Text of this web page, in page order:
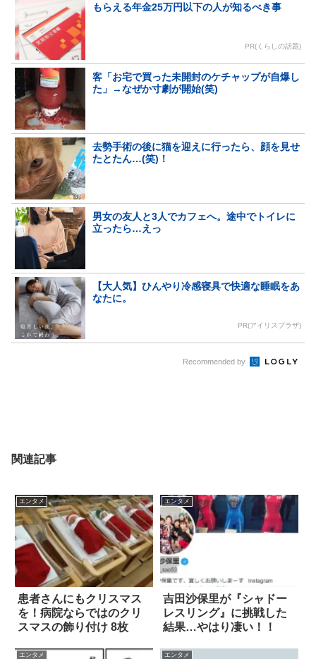
もらえる年金25万円以下の人が知るべき事
PR(くらしの話題)
客「お宅で買った未開封のケチャップが自爆し
た」→なぜか寸劇が開始(笑)
去勢手術の後に猫を迎えに行ったら、顔を見せ
たとたん…(笑)！
男女の友人と3人でカフェへ。途中でトイレに
立ったら…えっ
【大人気】ひんやり冷感寝具で快適な睡眠をあ
なたに。
PR(アイリスプラザ)
Recommended by
関連記事
エンタメ
患者さんにもクリスマス
を！病院ならではのクリ
スマスの飾り付け 8枚
エンタメ
吉田沙保里が『シャドー
レスリング』に挑戦した
結果…やはり凄い！！
エンタメ エンタメ